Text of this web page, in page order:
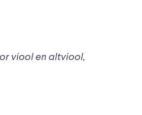
viool en altviool,